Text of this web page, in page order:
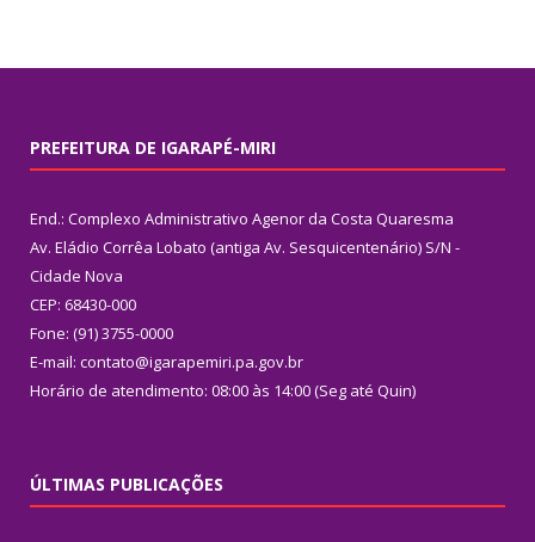
PREFEITURA DE IGARAPÉ-MIRI
End.: Complexo Administrativo Agenor da Costa Quaresma
Av. Eládio Corrêa Lobato (antiga Av. Sesquicentenário) S/N -
Cidade Nova
CEP: 68430-000
Fone: (91) 3755-0000
E-mail: contato@igarapemiri.pa.gov.br
Horário de atendimento: 08:00 às 14:00 (Seg até Quin)
ÚLTIMAS PUBLICAÇÕES